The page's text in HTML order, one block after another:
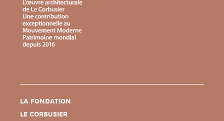
LA FONDATION
LE CORBUSIER